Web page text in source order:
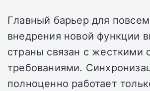
Главный барьер для
внедрения новой функции
страны связан с жесткими
требованиями.
полноценно работает